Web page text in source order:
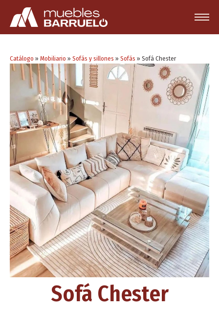
Catálogo » Mobiliario » Sofás y sillones » Sofás » Sofá Chester
Sofá Chester